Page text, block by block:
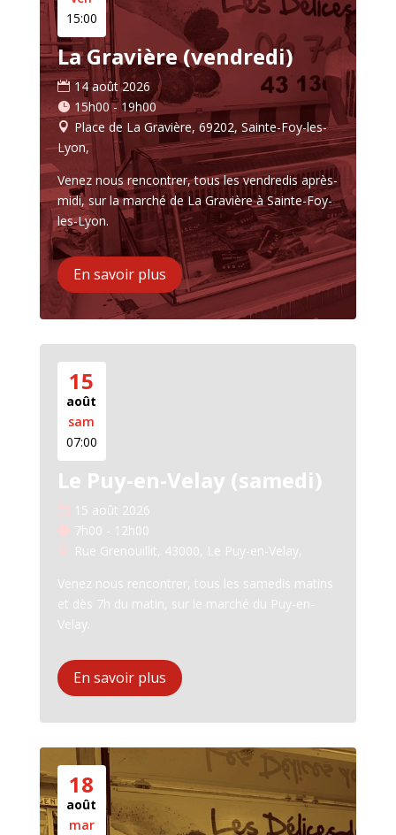
15:00
La Gravière (vendredi)
14 août 2026
15h00 - 19h00
Place de La Gravière, 69202, Sainte-Foy-les-
Lyon,
Venez nous rencontrer, tous les vendredis après-
midi, sur la marché de La Gravière à Sainte-Foy-
les-Lyon.
En savoir plus
15
août
sam
07:00
Le Puy-en-Velay (samedi)
15 août 2026
7h00 - 12h00
Rue Grenouillit, 43000, Le Puy-en-Velay,
Venez nous rencontrer, tous les samedis matins
et dès 7h du matin, sur le marché du Puy-en-
Velay.
En savoir plus
18
août
mar